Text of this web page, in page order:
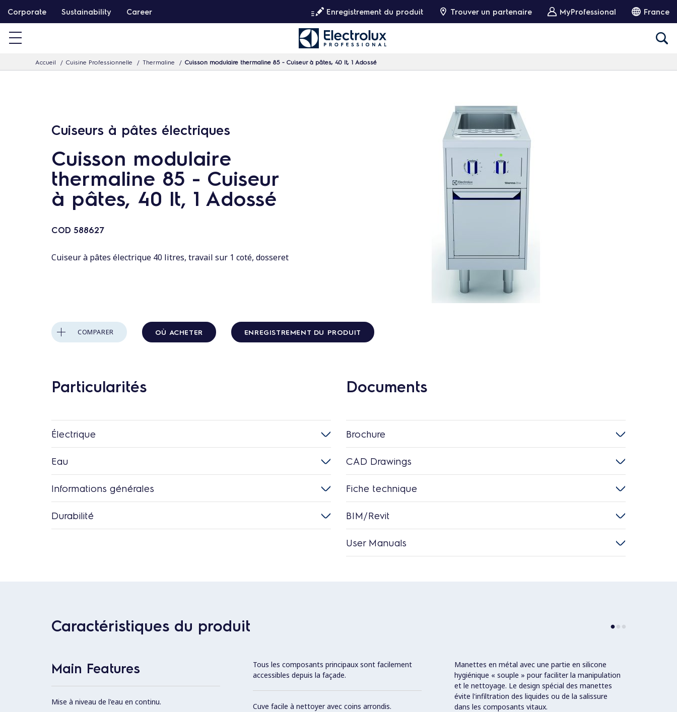
a
Corporate Sustainability Career Enregistrement du produit Trouver un partenaire MyProfessional France
Accueil Cuisine Professionnelle Thermaline Cuisson modulaire thermaline 85 - Cuiseur à pâtes, 40 lt, 1 Adossé
Cuiseurs à pâtes électriques
Cuisson modulaire
thermaline 85 - Cuiseur
à pâtes, 40 lt, 1 Adossé
COD 588627
Cuiseur à pâtes électrique 40 litres, travail sur 1 coté, dosseret
COMPARER OÙ ACHETER ENREGISTREMENT DU PRODUIT
Particularités
Électrique
Eau
Informations générales
Durabilité
Documents
Brochure
CAD Drawings
Fiche technique
BIM/Revit
User Manuals
Caractéristiques du produit
Main Features
Mise à niveau de l'eau en continu.
Tous les composants principaux sont facilement
accessibles depuis la façade.
Cuve facile à nettoyer avec coins arrondis.
Manettes en métal avec une partie en silicone
hygiénique « souple » pour faciliter la manipulation
et le nettoyage. Le design spécial des manettes
évite l'infiltration des liquides ou de la salissure
dans les composants vitaux.